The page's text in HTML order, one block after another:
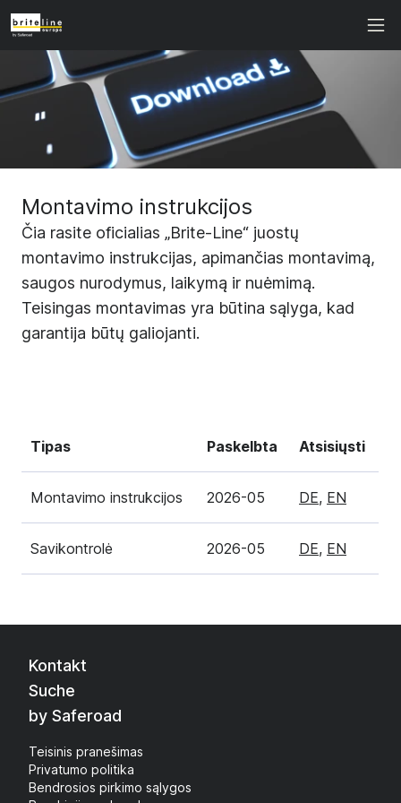
Montavimo instrukcijos
Čia rasite oficialias „Brite-Line“ juostų
montavimo instrukcijas, apimančias montavimą,
saugos nurodymus, laikymą ir nuėmimą.
Teisingas montavimas yra būtina sąlyga, kad
garantija būtų galiojanti.
Tipas Paskelbta Atsisiųsti
Montavimo instrukcijos 2026-05 DE, EN
Savikontrolė 2026-05 DE, EN
Kontakt
Suche
by Saferoad
Teisinis pranešimas
Privatumo politika
Bendrosios pirkimo sąlygos